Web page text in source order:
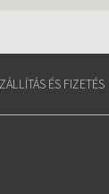
ÉS FIZETÉS